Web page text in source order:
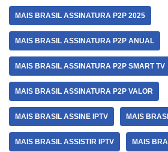
MAIS BRASIL ASSINATURA P2P 2025
MAIS BRASIL ASSINATURA P2P ANUAL
MAIS BRASIL ASSINATURA P2P SMART TV
MAIS BRASIL ASSINATURA P2P VALOR
MAIS BRASIL ASSINE IPTV MAIS
MAIS BRASIL ASSISTIR IPTV MAIS